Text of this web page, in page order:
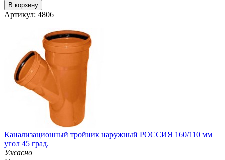
В корзину
Артикул: 4806
Канализационный тройник наружный РОССИЯ 160/110 мм
угол 45 град.
Ужасно